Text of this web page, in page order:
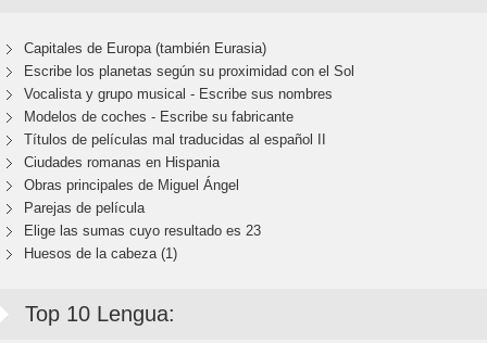
Capitales de Europa (también Eurasia)
Escribe los planetas según su proximidad con el Sol
Vocalista y grupo musical - Escribe sus nombres
Modelos de coches - Escribe su fabricante
Títulos de películas mal traducidas al español II
Ciudades romanas en Hispania
Obras principales de Miguel Ángel
Parejas de película
Elige las sumas cuyo resultado es 23
Huesos de la cabeza (1)
Top 10 Lengua: